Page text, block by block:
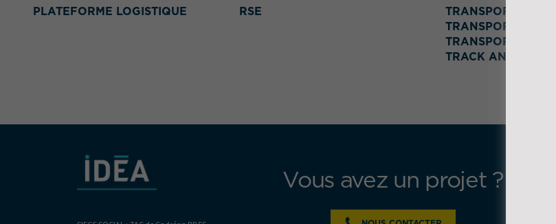
PLATEFORME LOGISTIQUE RSE
TRANSPORT DE
TRANSPORT
TRANSPORT
TRACK AND TRACE
Vous avez un projet ?